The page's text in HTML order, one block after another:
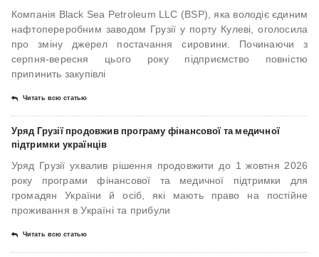
Компанія Black Sea Petroleum LLC (BSP), яка володіє єдиним
нафтопереробним заводом Грузії у порту Кулеві, оголосила
про зміну джерел постачання сировини. Починаючи з
серпня-вересня цього року підприємство повністю
припинить закупівлі
Читать всю статью
Уряд Грузії продовжив програму фінансової та медичної
підтримки українців
Уряд Грузії ухвалив рішення продовжити до 1 жовтня 2026
року програми фінансової та медичної підтримки для
громадян України й осіб, які мають право на постійне
проживання в Україні та прибули
Читать всю статью